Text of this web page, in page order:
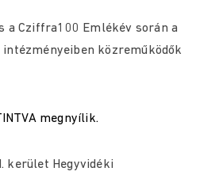
a Cziffra100 Emlékév során a
közreműködők
megnyílik.
kerület Hegyvidéki